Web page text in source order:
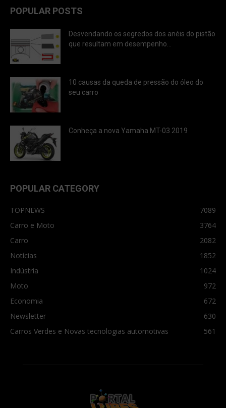
POPULAR POSTS
Desvendando os segredos dos anéis do pistão
que resultam em desempenho...
10 causas da queda de pressão do óleo do
seu carro
Conheça a nova Yamaha MT-03 2019
POPULAR CATEGORY
TOPNEWS
7089
Carro e Moto
3764
Carro
2082
Notícias
1852
Indústria
1024
Moto
972
Economia
672
Newsletter
630
Carros Verdes e Novas tecnologias automotivas
561